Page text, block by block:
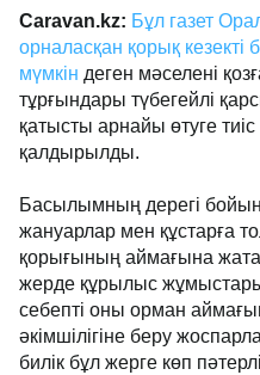
Caravan.kz: Бұл газет
орналасқан қорық кезекті
мүмкін деген мәселені
тұрғындары түбегейлі
қатысты арнайы өтуге
қалдырылды.
Басылымның дерегі
жануарлар мен құстарға
қорығының аймағына
жерде құрылыс
себепті оны орман
әкімшілігіне беру
билік бұл жерге көп